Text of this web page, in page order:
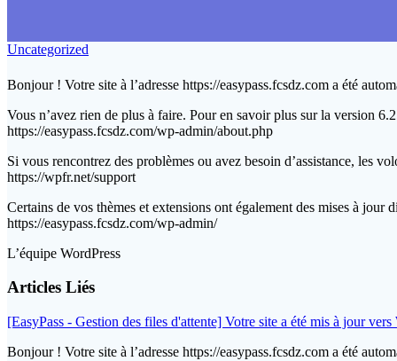
Uncategorized
Bonjour ! Votre site à l’adresse https://easypass.fcsdz.com a été
Vous n’avez rien de plus à faire. Pour en savoir plus sur la version
https://easypass.fcsdz.com/wp-admin/about.php
Si vous rencontrez des problèmes ou avez besoin d’assistance, les
https://wpfr.net/support
Certains de vos thèmes et extensions ont également des mises à jour
https://easypass.fcsdz.com/wp-admin/
L’équipe WordPress
Articles Liés
[EasyPass - Gestion des files d'attente] Votre site a été mis à jour vers
Bonjour ! Votre site à l’adresse https://easypass.fcsdz.com a été